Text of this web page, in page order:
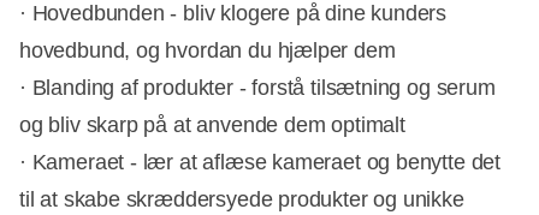
· Hovedbunden - bliv klogere på dine kunders
hovedbund, og hvordan du hjælper dem
· Blanding af produkter - forstå tilsætning og serum
og bliv skarp på at anvende dem optimalt
· Kameraet - lær at aflæse kameraet og benytte det
til at skabe skræddersyede produkter og unikke